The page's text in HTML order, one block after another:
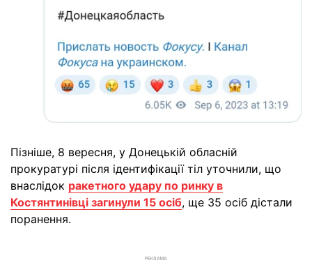
Пізніше, 8 вересня, у Донецькій обласній
прокуратурі після ідентифікації тіл уточнили, що
внаслідок ракетного удару по ринку в
Костянтинівці загинули 15 осіб, ще 35 осіб дістали
поранення.
РЕКЛАМА